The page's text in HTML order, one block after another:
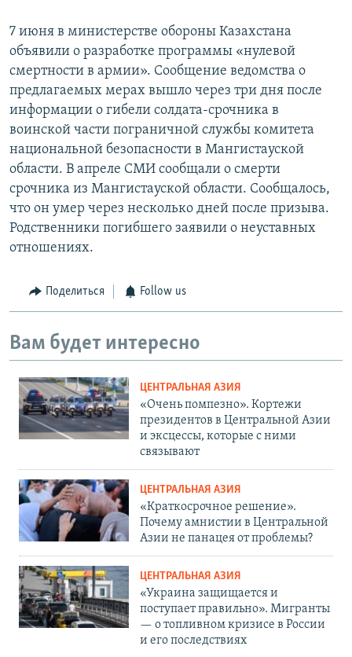
7 июня в министерстве обороны Казахстана
объявили о разработке программы «нулевой
смертности в армии». Сообщение ведомства о
предлагаемых мерах вышло через три дня после
информации о гибели солдата-срочника в
воинской части пограничной службы комитета
национальной безопасности в Мангистауской
области. В апреле СМИ сообщали о смерти
срочника из Мангистауской области. Сообщалось,
что он умер через несколько дней после призыва.
Родственники погибшего заявили о неуставных
отношениях.
Поделиться Follow us
Вам будет интересно
ЦЕНТРАЛЬНАЯ АЗИЯ
«Очень помпезно». Кортежи
президентов в Центральной Азии
и эксцессы, которые с ними
связывают
ЦЕНТРАЛЬНАЯ АЗИЯ
«Краткосрочное решение».
Почему амнистии в Центральной
Азии не панацея от проблемы?
ЦЕНТРАЛЬНАЯ АЗИЯ
«Украина защищается и
поступает правильно». Мигранты
— о топливном кризисе в России
и его последствиях